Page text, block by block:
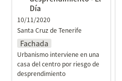
Día
10/11/2020
Santa Cruz de Tenerife
Fachada
Urbanismo interviene en una
casa del centro por riesgo de
desprendimiento